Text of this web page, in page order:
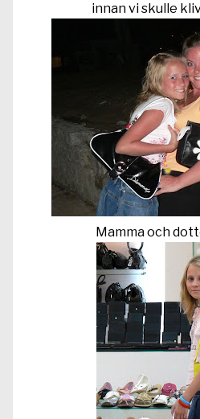
innan vi skulle
Mamma och